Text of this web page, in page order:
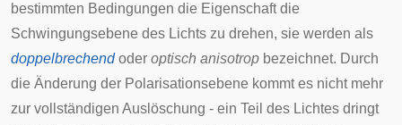
bestimmten Bedingungen die Eigenschaft die
Schwingungsebene des Lichts zu drehen, sie werden als
doppelbrechendoder optisch anisotrop bezeichnet. Durch
die Änderung der Polarisationsebene kommt es nicht mehr
zur vollständigen Auslöschung - ein Teil des Lichtes dringt